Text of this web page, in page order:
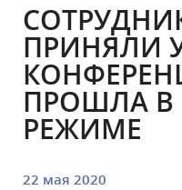
ПРИНЯЛИ
ПРОШЛА В
РЕЖИМЕ
22 мая 2020